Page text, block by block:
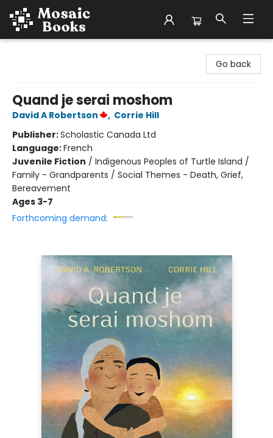
Go back
Quand je serai moshom
David A Robertson , Corrie Hill
Publisher:Scholastic Canada Ltd
Language:French
Juvenile Fiction / Indigenous Peoples of Turtle Island /
Family - Grandparents / Social Themes - Death, Grief,
Bereavement
Ages 3-7
Forthcoming demand: